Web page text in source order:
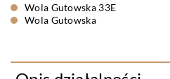
Wola Gutowska 33E
Wola Gutowska